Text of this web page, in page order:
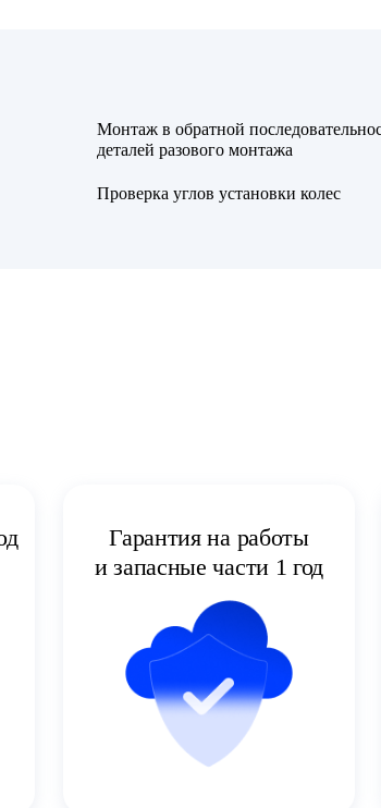
Монтаж в обратной
деталей разового монтажа
Проверка углов установки колес
Гарантия на работы
и запасные части 1 год